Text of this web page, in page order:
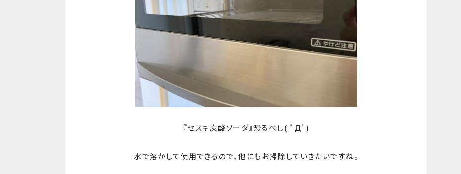
『セスキ炭酸ソーダ』恐るべし( ﾟДﾟ)
水で溶かして使用できるので、他にもお掃除していきたいですね。